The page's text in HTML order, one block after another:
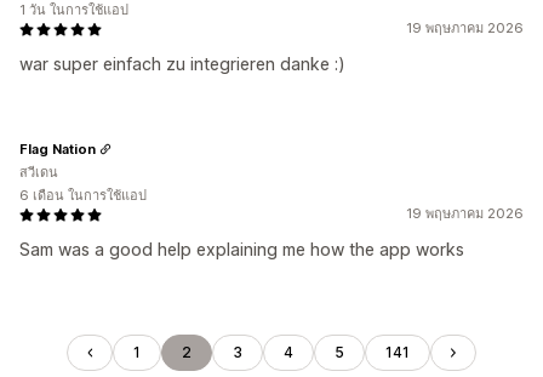
19 พฤษภาคม 2026
war super einfach zu integrieren danke :)
1 วัน ในการใช้แอป
19 พฤษภาคม 2026
Sam was a good help explaining me how the app works
Flag Nation
สวีเดน
6 เดือน ในการใช้แอป
1 2 3 4 5 141